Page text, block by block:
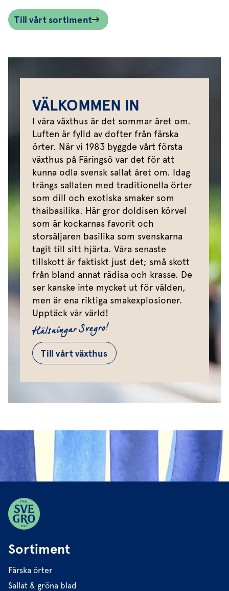
Till vårt sortiment
VÄLKOMMEN IN
I våra växthus är det sommar året om.
Luften är fylld av dofter från färska
örter. När vi 1983 byggde vårt första
växthus på Färingsö var det för att
kunna odla svensk sallat året om. Idag
trängs sallaten med traditionella örter
som dill och exotiska smaker som
thaibasilika. Här gror doldisen körvel
som är kockarnas favorit och
storsäljaren basilika som svenskarna
tagit till sitt hjärta. Våra senaste
tillskott är faktiskt just det; små skott
från bland annat rädisa och krasse. De
ser kanske inte mycket ut för välden,
men är ena riktiga smakexplosioner.
Upptäck vår värld!
Hälsningar Svegro!
Till vårt växthus
Sortiment
Färska örter
Sallat & gröna blad